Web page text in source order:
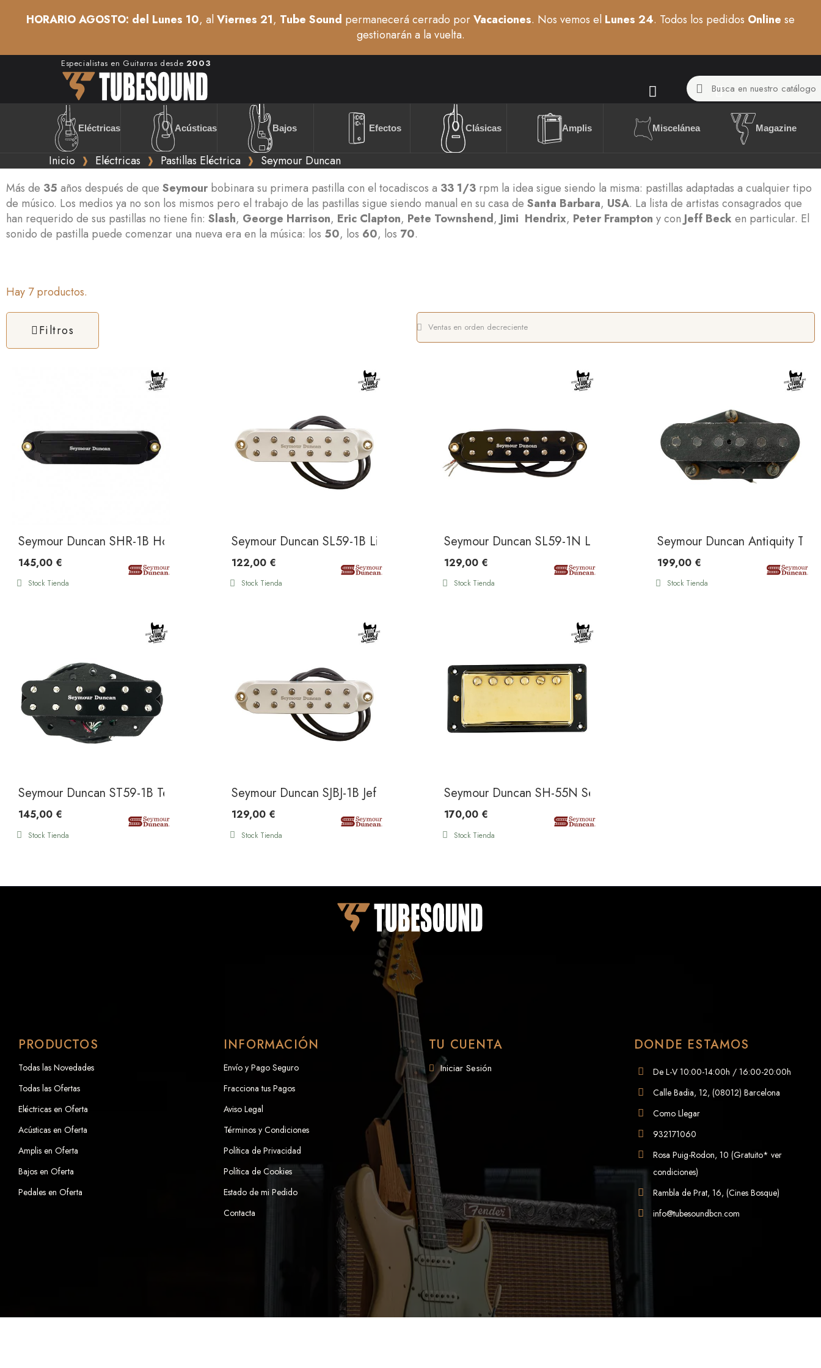
HORARIO AGOSTO: del Lunes 10, alViernes 21, Tube Sound permanecerá cerrado porVacaciones. Nos vemos el Lunes 24. Todos los pedidos Online se
gestionarán a la vuelta.
Especialistas en Guitarras desde 2003
Eléctricas Acústicas Bajos Efectos Clásicas Amplis Miscelánea Magazine
Inicio Eléctricas Pastillas Eléctrica
Seymour Duncan
Más de 35 años después de que Seymour bobinara su primera pastilla con el tocadiscos a 33 1/3 rpm la idea sigue siendo la misma: pastillas adaptadas a cualquier tipo
de músico. Los medios ya no son los mismos pero el trabajo de las pastillas sigue siendo manual en su casa de Santa Barbara, USA. La lista de artistas consagrados que
han requerido de sus pastillas no tiene fin: Slash, George Harrison, Eric Clapton, Pete Townshend, Jimi Hendrix, Peter Frampton y con Jeff Beck en particular. El
sonido de pastilla puede comenzar una nueva era en la música: los 50, los 60, los 70.
Hay 7 productos.
Filtros
Seymour Duncan SHR-1B Hot Rails For Strat Lead Black
145,00 €
Stock Tienda
Seymour Duncan SL59-1B Little 59 Strat Bridge White
122,00 €
Stock Tienda
Seymour Duncan SL59-1N Little 59 Strat Neck Black
129,00 €
Stock Tienda
Seymour Duncan Antiquity
199,00 €
Stock Tienda
Seymour Duncan ST59-1B Tele Little '59 Bridge Black
145,00 €
Stock Tienda
Seymour Duncan SJBJ-1B Jeff Beck Jr Strat Bridge White
129,00 €
Stock Tienda
Seymour Duncan SH-55N Seth Lover Neck Humbucker Gold
170,00 €
Stock Tienda
PRODUCTOS
Todas las Novedades
Todas las Ofertas
Eléctricas en Oferta
Acústicas en Oferta
Amplis en Oferta
Bajos en Oferta
Pedales en Oferta
INFORMACIÓN
Envío y Pago Seguro
Fracciona tus Pagos
Aviso Legal
Términos y Condiciones
Política de Privacidad
Política de Cookies
Estado de mi Pedido
Contacta
TU CUENTA
Iniciar Sesión
DONDE ESTAMOS
De L-V 10:00-14:00h / 16:00-20:00h
Calle Badia, 12, (08012) Barcelona
Como Llegar
932171060
Rosa Puig-Rodon, 10 (Gratuito* ver
condiciones)
Rambla de Prat, 16, (Cines Bosque)
info@tubesoundbcn.com